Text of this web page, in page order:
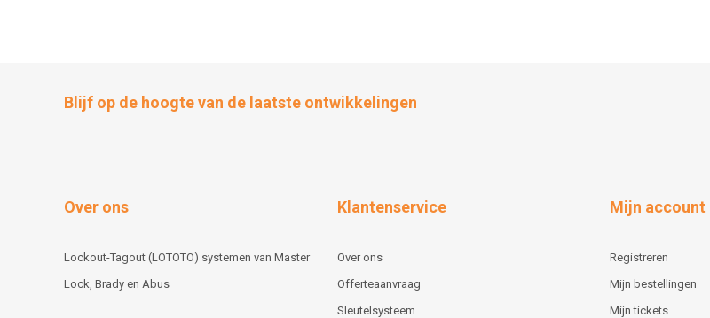
Blijf op de hoogte van de laatste ontwikkelingen
Over ons
Lockout-Tagout (LOTOTO) systemen van Master
Lock, Brady en Abus
Klantenservice
Over ons
Offerteaanvraag
Sleutelsysteem
Mijn account
Registreren
Mijn bestellingen
Mijn tickets